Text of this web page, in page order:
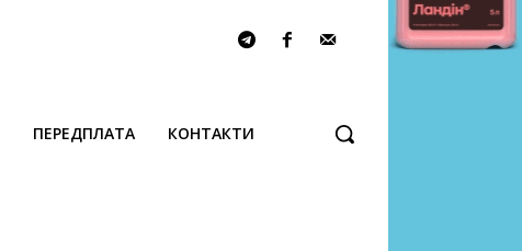
ПЕРЕДПЛАТА КОНТАКТИ